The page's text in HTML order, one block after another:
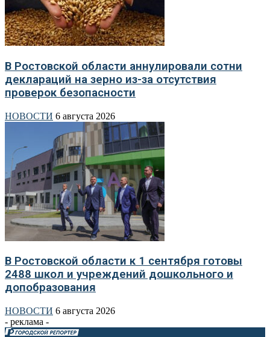
В Ростовской области аннулировали сотни
деклараций на зерно из-за отсутствия
проверок безопасности
НОВОСТИ 6 августа 2026
В Ростовской области к 1 сентября готовы
2488 школ и учреждений дошкольного и
допобразования
НОВОСТИ 6 августа 2026
- реклама -